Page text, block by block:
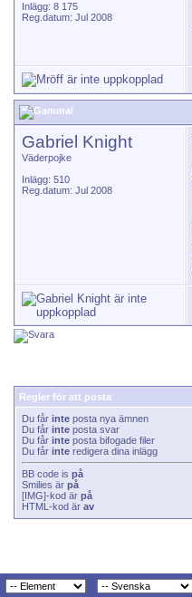
Inlägg: 8 175
Reg.datum: Jul 2008
Gabriel Knight
Väderpojke
Inlägg: 510
Reg.datum: Jul 2008
Regler för att posta
Du får inte posta nya ämnen
Du får inte posta svar
Du får inte posta bifogade filer
Du får inte redigera dina inlägg
BB code is på
Smilies är på
[IMG]-kod är på
HTML-kod är av